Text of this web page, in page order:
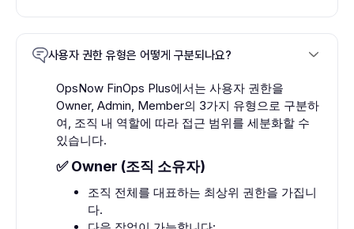
사용자 권한 유형은 어떻게 구분되나요?
OpsNow FinOps Plus에서는 사용자 권한을
Owner, Admin, Member의 3가지 유형으로 구분하
여, 조직 내 역할에 따라 접근 범위를 세분화할 수
있습니다.
✅ Owner (조직 소유자)
조직 전체를 대표하는 최상위 권한을 가집니
다.